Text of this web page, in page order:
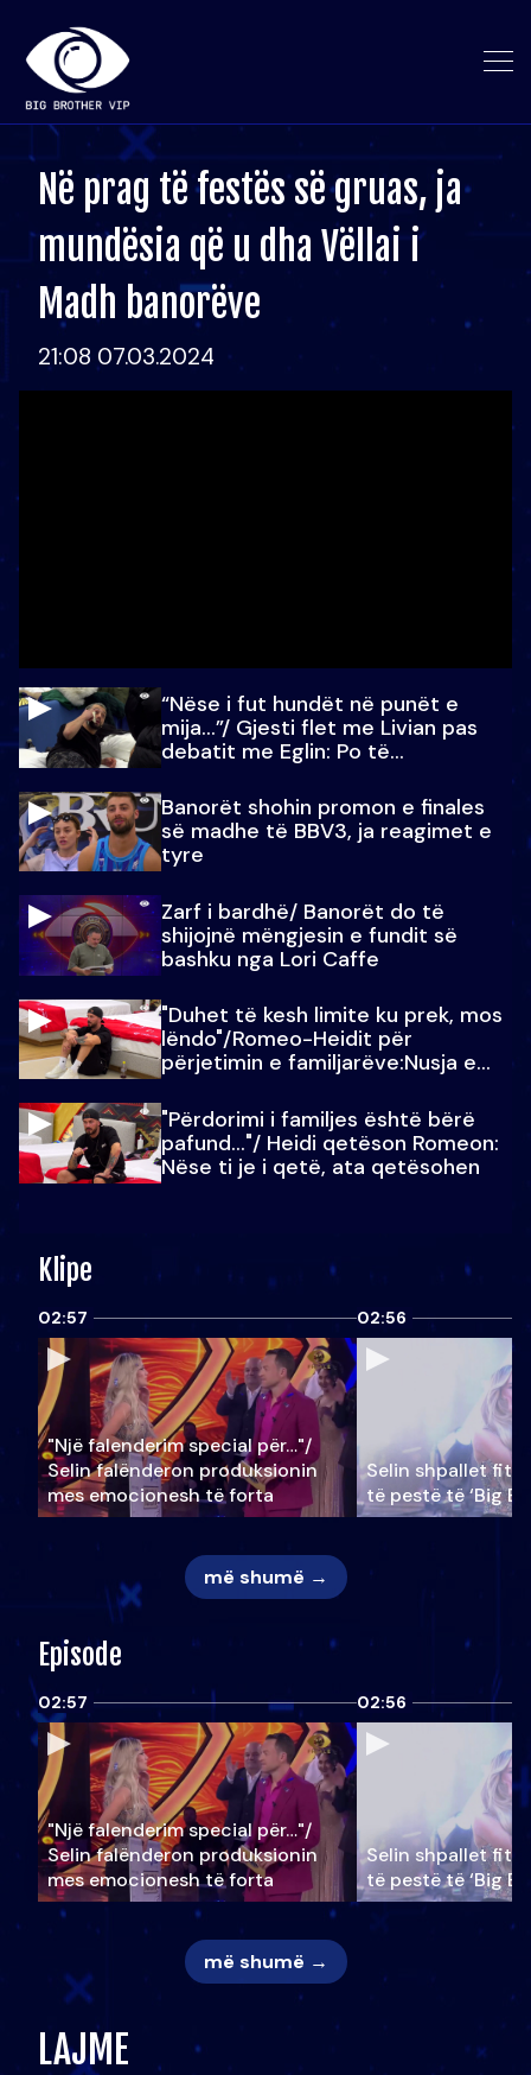
Në prag të festës së gruas, ja
mundësia që u dha Vëllai i
Madh banorëve
21:08 07.03.2024
“Nëse i fut hundët në punët e
mija…”/ Gjesti flet me Livian pas
debatit me Eglin: Po të
Banorët shohin promon e finales
së madhe të BBV3, ja reagimet e
tyre
Zarf i bardhë/ Banorët do të
shijojnë mëngjesin e fundit së
bashku nga Lori Caffe
"Duhet të kesh limite ku prek, mos
lëndo"/Romeo-Heidit për
përjetimin e familjarëve:Nusja e
"Përdorimi i familjes është bërë
pafund…"/ Heidi qetëson Romeon:
Nëse ti je i qetë, ata qetësohen
Klipe
02:57
"Një falenderim special për…"/
Selin falënderon produksionin
mes emocionesh të forta
02:56
Selin shpallet
të pestë të ‘Big
më shumë →
Episode
02:57
"Një falenderim special për…"/
Selin falënderon produksionin
mes emocionesh të forta
02:56
Selin shpallet
të pestë të ‘Big
më shumë →
LAJME